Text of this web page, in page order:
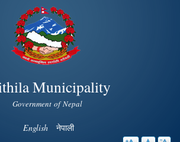
Skip to
main
content
Municipality
Government of Nepal
English नेपाली